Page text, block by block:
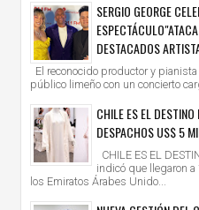
SERGIO GEORGE
DESTACADOS
El reconocido productor y
público limeño con un concierto
CHILE ES EL
DESPACHOS US$ 5
CHILE ES EL
indicó que llegaron
los Emiratos Árabes Unido...